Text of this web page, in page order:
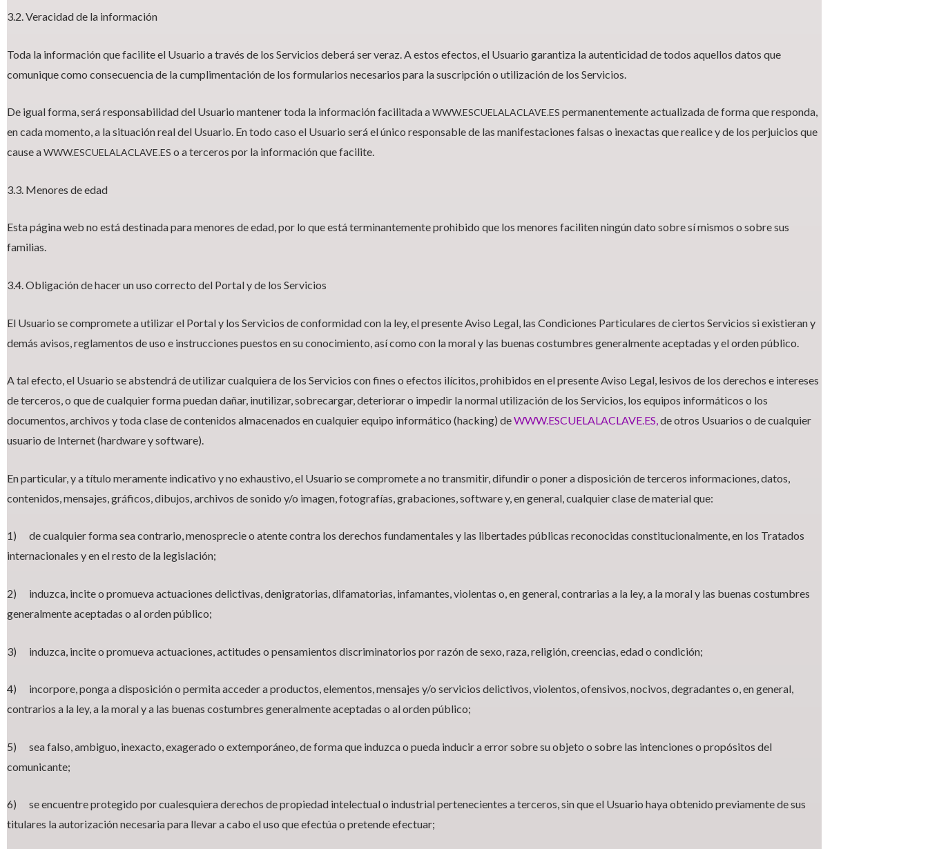
3.2. Veracidad de la información
Toda la información que facilite el Usuario a través de los Servicios deberá ser veraz. A estos efectos, el Usuario garantiza la autenticidad de todos aquellos datos que
comunique como consecuencia de la cumplimentación de los formularios necesarios para la suscripción o utilización de los Servicios.
De igual forma, será responsabilidad del Usuario mantener toda la información facilitada aWWW.ESCUELALACLAVE.ES permanentemente actualizada de forma que responda,
en cada momento, a la situación real del Usuario. En todo caso el Usuario será el único responsable de las manifestaciones falsas o inexactas que realice y de los perjuicios que
cause aWWW.ESCUELALACLAVE.ES o a terceros por la información que facilite.
3.3. Menores de edad
Esta página web no está destinada para menores de edad, por lo que está terminantemente prohibido que los menores faciliten ningún dato sobre sí mismos o sobre sus
familias.
3.4. Obligación de hacer un uso correcto del Portal y de los Servicios
El Usuario se compromete a utilizar el Portal y los Servicios de conformidad con la ley, el presente Aviso Legal, las Condiciones Particulares de ciertos Servicios si existieran y
demás avisos, reglamentos de uso e instrucciones puestos en su conocimiento, así como con la moral y las buenas costumbres generalmente aceptadas y el orden público.
A tal efecto, el Usuario se abstendrá de utilizar cualquiera de los Servicios con fines o efectos ilícitos, prohibidos en el presente Aviso Legal, lesivos de los derechos e intereses
de terceros, o que de cualquier forma puedan dañar, inutilizar, sobrecargar, deteriorar o impedir la normal utilización de los Servicios, los equipos informáticos o los
documentos, archivos y toda clase de contenidos almacenados en cualquier equipo informático (hacking) deWWW.ESCUELALACLAVE.ES,de otros Usuarios o de cualquier
usuario de Internet (hardware y software).
En particular, y a título meramente indicativo y no exhaustivo, el Usuario se compromete a no transmitir, difundir o poner a disposición de terceros informaciones, datos,
contenidos, mensajes, gráficos, dibujos, archivos de sonido y/o imagen, fotografías, grabaciones, software y, en general, cualquier clase de material que:
1) de cualquier forma sea contrario, menosprecie o atente contra los derechos fundamentales y las libertades públicas reconocidas constitucionalmente, en los Tratados
internacionales y en el resto de la legislación;
2) induzca, incite o promueva actuaciones delictivas, denigratorias, difamatorias, infamantes, violentas o, en general, contrarias a la ley, a la moral y las buenas costumbres
generalmente aceptadas o al orden público;
3) induzca, incite o promueva actuaciones, actitudes o pensamientos discriminatorios por razón de sexo, raza, religión, creencias, edad o condición;
4) incorpore, ponga a disposición o permita acceder a productos, elementos, mensajes y/o servicios delictivos, violentos, ofensivos, nocivos, degradantes o, en general,
contrarios a la ley, a la moral y a las buenas costumbres generalmente aceptadas o al orden público;
5) sea falso, ambiguo, inexacto, exagerado o extemporáneo, de forma que induzca o pueda inducir a error sobre su objeto o sobre las intenciones o propósitos del
comunicante;
6) se encuentre protegido por cualesquiera derechos de propiedad intelectual o industrial pertenecientes a terceros, sin que el Usuario haya obtenido previamente de sus
titulares la autorización necesaria para llevar a cabo el uso que efectúa o pretende efectuar;